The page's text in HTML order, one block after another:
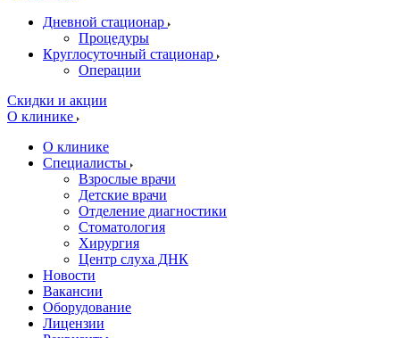
Дневной стационар
Процедуры
Круглосуточный стационар
Операции
Скидки и акции
О клинике
О клинике
Специалисты
Взрослые врачи
Детские врачи
Отделение диагностики
Стоматология
Хирургия
Центр слуха ДНК
Новости
Вакансии
Оборудование
Лицензии